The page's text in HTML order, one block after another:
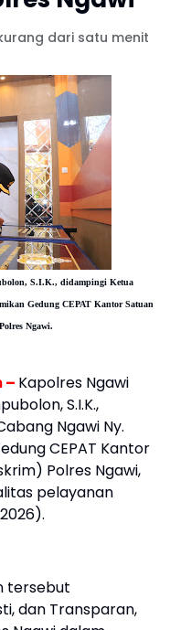
dari satu menit
S.I.K., didampingi Ketua
Gedung CEPAT Kantor Satuan
Ngawi.
– Kapolres Ngawi
S.I.K.,
Ngawi Ny.
CEPAT Kantor
Polres Ngawi,
pelayanan
tersebut
dan Transparan,